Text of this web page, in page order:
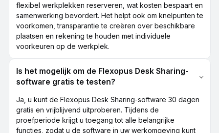
flexibel werkplekken reserveren, wat kosten bespaart en
samenwerking bevordert. Het helpt ook om knelpunten te
voorkomen, transparantie te creëren over beschikbare
plaatsen en rekening te houden met individuele
voorkeuren op de werkplek.
Is het mogelijk om de Flexopus Desk Sharing-
software gratis te testen?
Ja, u kunt de Flexopus Desk Sharing-software 30 dagen
gratis en vrijblijvend uitproberen. Tijdens de
proefperiode krijgt u toegang tot alle belangrijke
functies, zodat u de software in uw werkomgeving kunt